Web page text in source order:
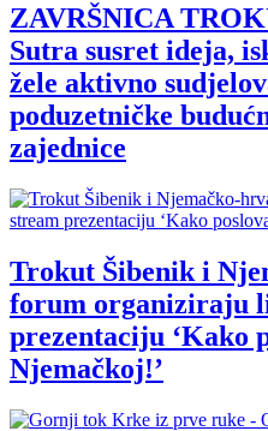
ZAVRŠNICA
Sutra susret ideja,
žele aktivno
poduzetničke
zajednice
Trokut Šibenik i
forum organiziraju
prezentaciju ‘Kako
Njemačkoj!’